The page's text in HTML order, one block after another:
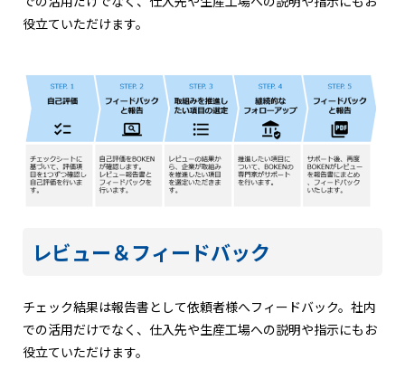
役立ていただけます。
レビュー＆フィードバック
チェック結果は報告書として依頼者様へフィードバック。社内
での活用だけでなく、仕入先や生産工場への説明や指示にもお
役立ていただけます。